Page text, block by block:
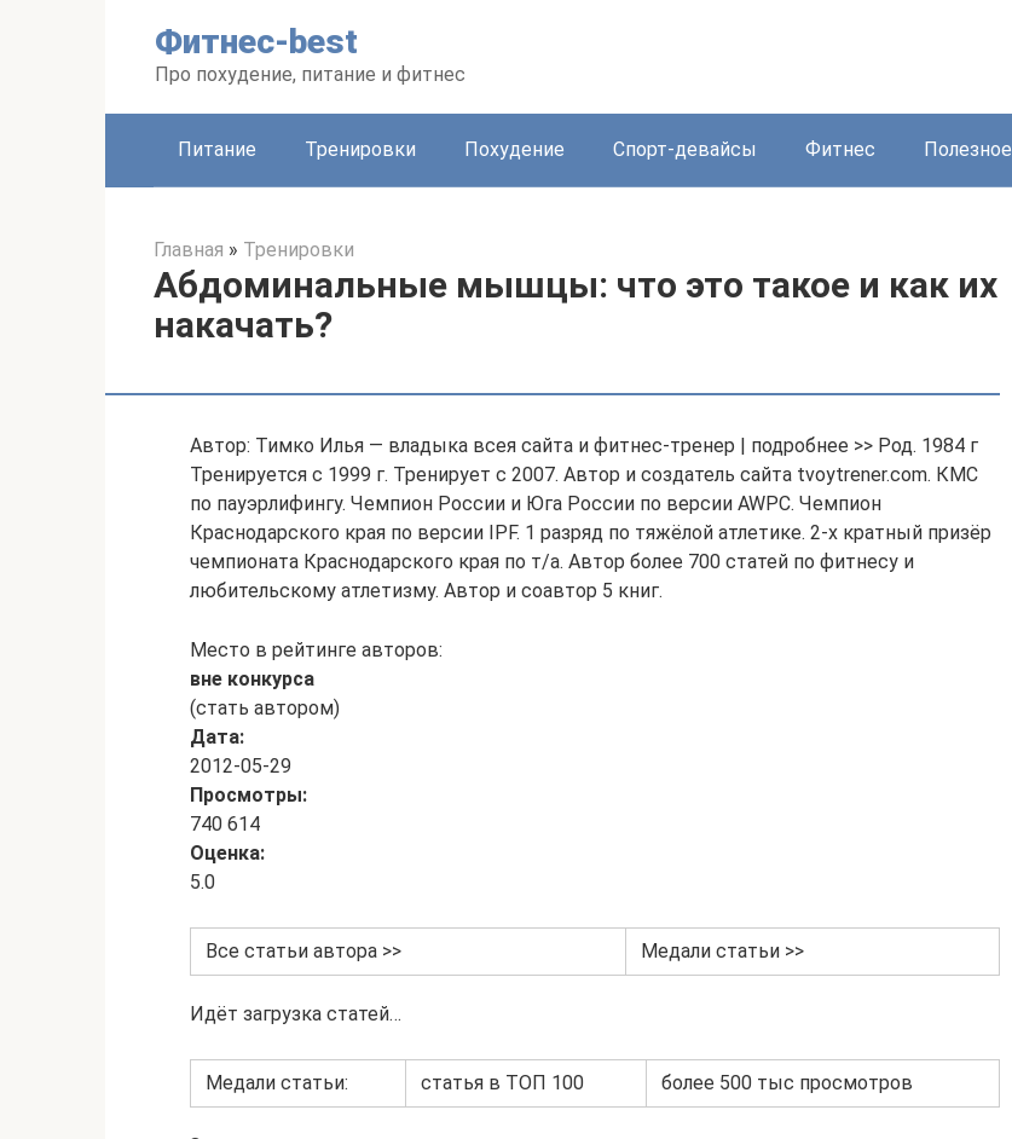
Фитнес-best
Про похудение, питание и фитнес
Питание Тренировки Похудение Спорт-девайсы Фитнес Полезное
Главная » Тренировки
Абдоминальные мышцы: что это такое и как их
накачать?
Автор: Тимко Илья — владыка всея сайта и фитнес-тренер | подробнее >> Род. 1984 г
Тренируется с 1999 г. Тренирует с 2007. Автор и создатель сайта tvoytrener.com. КМС
по пауэрлифингу. Чемпион России и Юга России по версии AWPC. Чемпион
Краснодарского края по версии IPF. 1 разряд по тяжёлой атлетике. 2-х кратный призёр
чемпионата Краснодарского края по т/а. Автор более 700 статей по фитнесу и
любительскому атлетизму. Автор и соавтор 5 книг.
Место в рейтинге авторов:
вне конкурса
(стать автором)
Дата:
2012-05-29
Просмотры:
740 614
Оценка:
5.0
Все статьи автора >> Медали статьи >>
Идёт загрузка статей…
Медали статьи: статья в ТОП 100 более 500 тыс просмотров